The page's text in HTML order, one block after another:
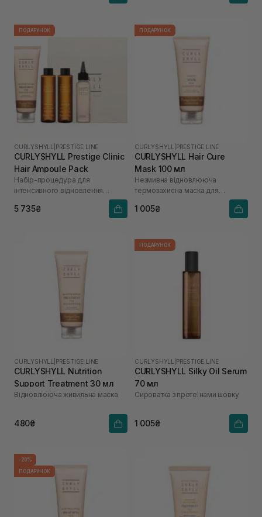
ПОДАРУНОК
CURLYSHYLL PRESTIGE LINE
CURLYSHYLL Prestige Clinic
Hair Ampoule Pack
Набір-процедура для
інтенсивного відновлення
5 735₴
ПОДАРУНОК
CURLYSHYLL PRESTIGE LINE
CURLYSHYLL Hair Cure
Mask 100 мл
Незмивна відновлююча
термозахисна маска для
1 005₴
CURLYSHYLL PRESTIGE LINE
CURLYSHYLL Nutrition
Support Treatment 30 мл
Відновлююча живильна маска
480₴
ПОДАРУНОК
CURLYSHYLL PRESTIGE LINE
CURLYSHYLL Silky Oil Serum
70 мл
Сироватка з протеїнами шовку
1 005₴
-20%
ПОДАРУНОК